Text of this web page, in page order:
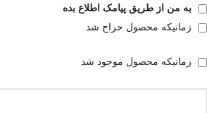
به من از طریق پیامک اطلاع بده
زمانیکه محصول حراج شد
زمانیکه محصول موجود شد